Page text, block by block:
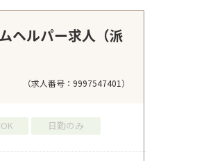
ヘルパー求人（派
（求人番号：9997547401）
日勤のみ